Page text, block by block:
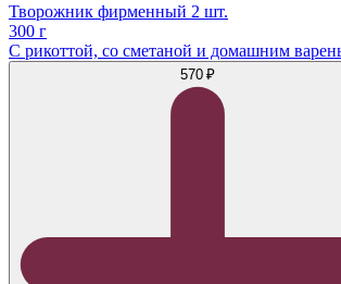
Творожник фирменный 2 шт.
300 г
С рикоттой, со сметаной и домашним
570 ₽